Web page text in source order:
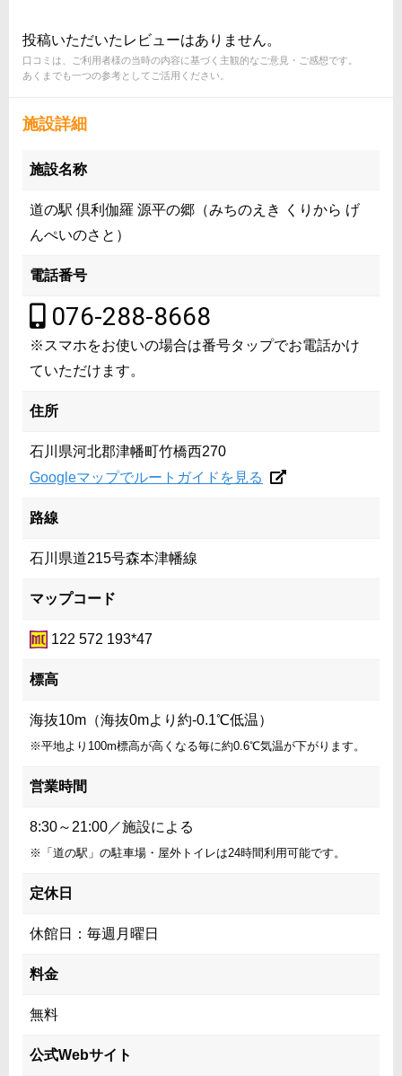
投稿いただいたレビューはありません。
口コミは、ご利用者様の当時の内容に基づく主観的なご意見・ご感想です。
あくまでも一つの参考としてご活用ください。
施設詳細
施設名称
道の駅 倶利伽羅 源平の郷（みちのえき くりから げ
んぺいのさと）
電話番号
076-288-8668
※スマホをお使いの場合は番号タップでお電話かけ
ていただけます。
住所
石川県河北郡津幡町竹橋西270
Googleマップでルートガイドを見る
路線
石川県道215号森本津幡線
マップコード
122 572 193*47
標高
海抜10m（海抜0mより約-0.1℃低温）
※平地より100m標高が高くなる毎に約0.6℃気温が下がります。
営業時間
8:30～21:00／施設による
※「道の駅」の駐車場・屋外トイレは24時間利用可能です。
定休日
休館日：毎週月曜日
料金
無料
公式Webサイト